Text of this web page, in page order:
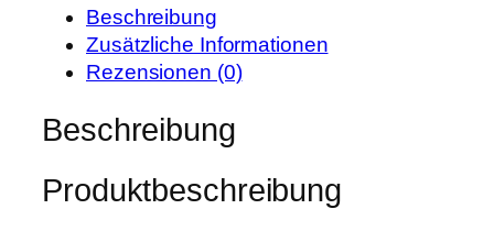
r
P
r
i
w
a
s
i
s
:
,
1
i
k
Beschreibung
Zusätzliche Informationen
Rezensionen (0)
Beschreibung
Produktbeschreibung